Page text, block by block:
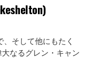
そして他にもたく
なるグレン・キャン